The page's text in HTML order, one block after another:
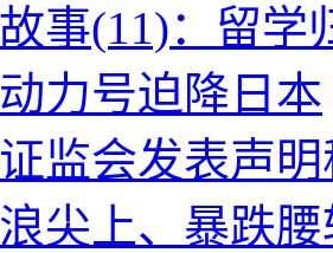
事(11)：留学
力号迫降日本
监会发表声
尖上、暴跌